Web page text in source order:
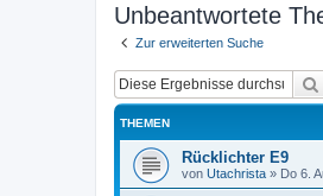
Unbeantwortete
Zur erweiterten Suche
THEMEN
Rücklichter E9
von Utachrista » Do 6.